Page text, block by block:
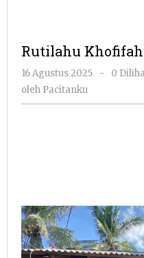
Rutilahu Khofifah
16 Agustus 2025
oleh
-
0
oleh Pacitanku